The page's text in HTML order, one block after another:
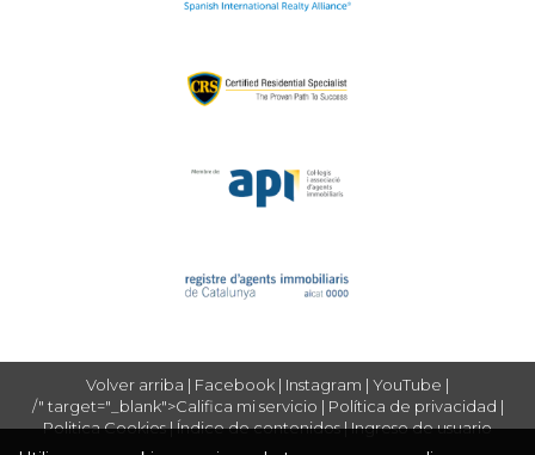
Volver arriba | Facebook | Instagram | YouTube |
/" target="_blank">Califica mi servicio | Política de privacidad |
Politica Cookies|Índice de contenidos|Ingreso de usuario